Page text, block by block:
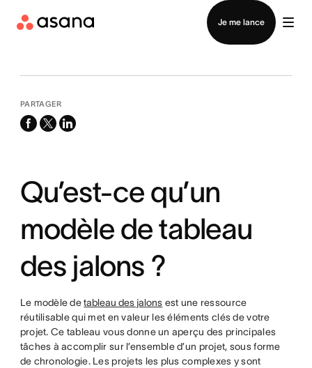
Je me lance
Contacter le service commercial
PARTAGER
facebook
x-
linkedin
Qu’est-ce qu’un
modèle de tableau
des jalons ?
Le modèle detableau des jalons est une ressource
réutilisable qui met en valeur les éléments clés de votre
projet. Ce tableau vous donne un aperçu des principales
tâches à accomplir sur l’ensemble d’un projet, sous forme
de chronologie. Les projets les plus complexes y sont